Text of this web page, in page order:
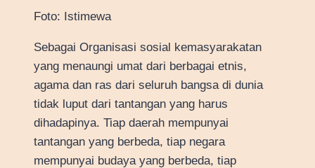
Foto: Istimewa
Sebagai Organisasi sosial kemasyarakatan
yang menaungi umat dari berbagai etnis,
agama dan ras dari seluruh bangsa di dunia
tidak luput dari tantangan yang harus
dihadapinya. Tiap daerah mempunyai
tantangan yang berbeda, tiap negara
mempunyai budaya yang berbeda, tiap